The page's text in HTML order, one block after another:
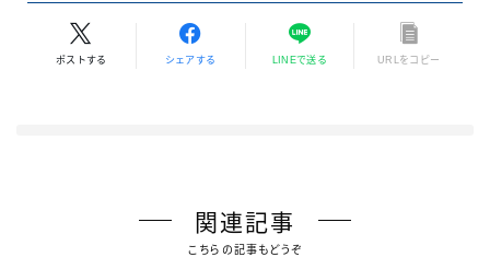
ポストする シェアする LINEで送る URLをコピー
関連記事
こちらの記事もどうぞ